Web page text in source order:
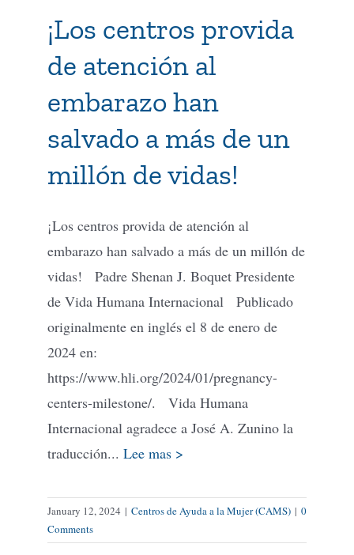
¡Los centros provida
de atención al
embarazo han
salvado a más de un
millón de vidas!
¡Los centros provida de atención al
embarazo han salvado a más de un millón de
vidas! Padre Shenan J. Boquet Presidente
de Vida Humana Internacional Publicado
originalmente en inglés el 8 de enero de
2024 en:
https://www.hli.org/2024/01/pregnancy-
centers-milestone/. Vida Humana
Internacional agradece a José A. Zunino la
traducción... Lee mas >
January 12, 2024 | Centros de Ayuda a la Mujer (CAMS) | 0
Comments